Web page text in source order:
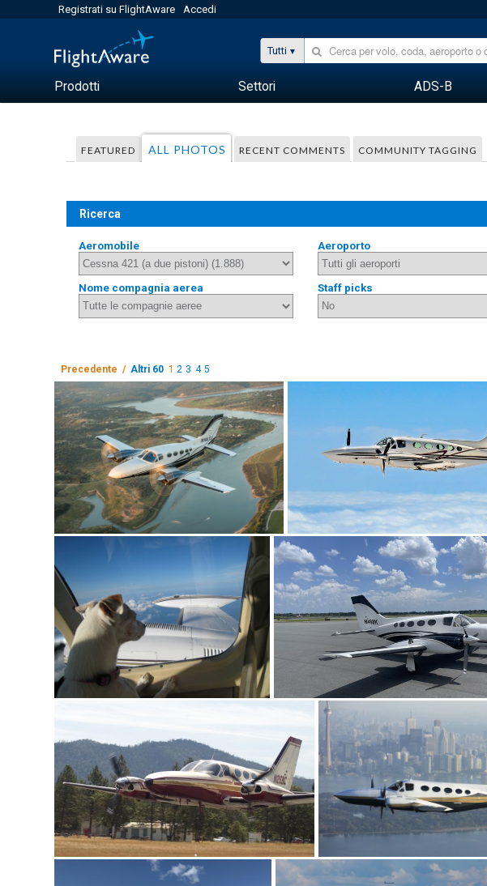
Registrati su FlightAware Accedi
Tutti
Prodotti Settori ADS-B
FEATURED ALL PHOTOS RECENT COMMENTS COMMUNITY TAGGING
Ricerca
Aeromobile Aeroporto
Nome compagnia aerea Staff picks
Precedente / Altri 60 1 2 3 4 5